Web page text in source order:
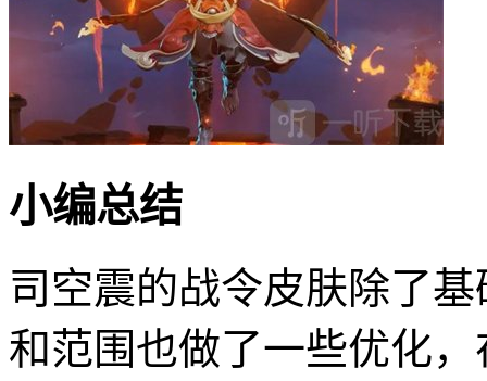
小编总结
司空震的战令皮肤除了
和范围也做了一些优化